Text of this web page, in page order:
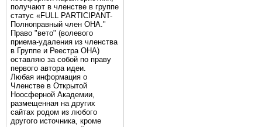
получают в членстве в группе
статус «FULL PARTICIPANT-
Полноправный член ОНА."
Право "вето" (волевого
приема-удаления из членства
в Группе и Реестра ОНА)
оставляю за собой по праву
первого автора идеи.
Любая информация о
Членстве в Открытой
Ноосферной Академии,
размещенная на других
сайтах родом из любого
другого источника, кроме